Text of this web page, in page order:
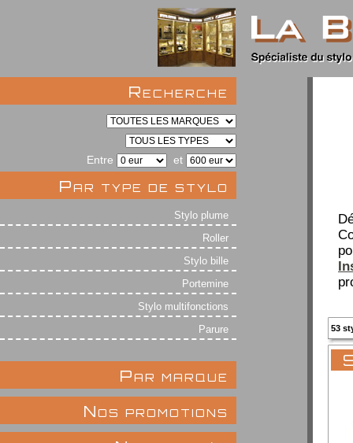
Recherche
Entre et
Par type de stylo
Stylo plume
Roller
Stylo bille
Portemine
Stylo multifonctions
Parure
Par marque
Nos promotions
53